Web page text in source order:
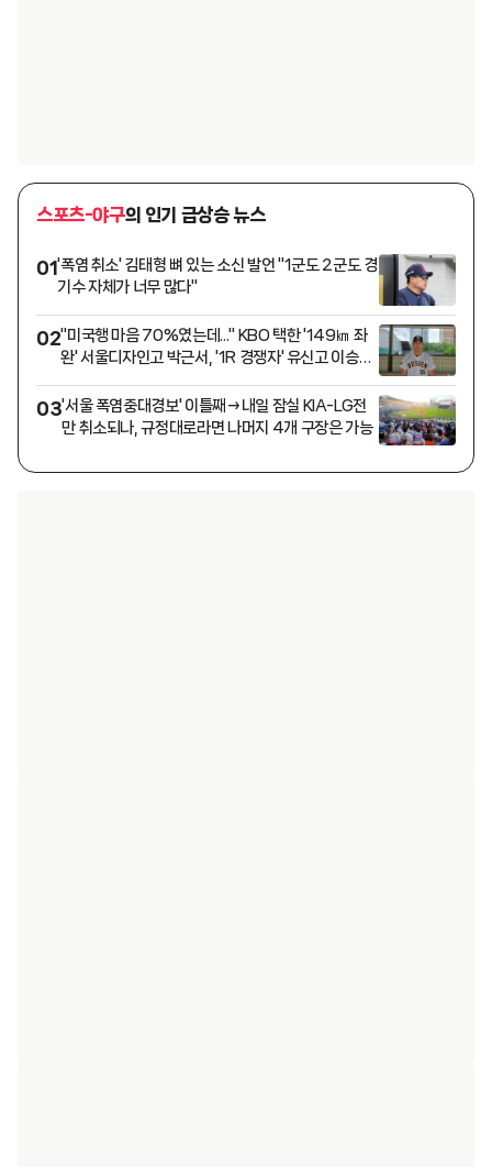
스포츠-야구의 인기 급상승 뉴스
01'폭염 취소' 김태형 뼈 있는 소신 발언 "1군도 2군도 경
기수 자체가 너무 많다"
02"미국행 마음 70%였는데..." KBO 택한 '149㎞ 좌
완' 서울디자인고 박근서, '1R 경쟁자' 유신고 이승원
03'서울 폭염중대경보' 이틀째→내일 잠실 KIA-LG전
만 취소되나, 규정대로라면 나머지 4개 구장은 가능